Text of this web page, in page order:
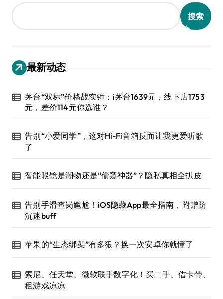
搜索
最新动态
茅台“双标”价格战实锤：i茅台1639元，线下店1753
元，差价114元你选谁？
告别“小爱同学”，这对Hi-Fi音箱反而让我更爱听歌
了
智能眼镜是潮物还是“偷窥神器”？隐私真相全扒皮
告别手滑查岗尴尬！iOS隐藏App最全指南，附赠防
沉迷buff
苹果的“生态绑架”有多狠？换一次安卓你就懂了
索尼、任天堂、微软联手数字化！买二手、借卡带、
租游戏凉凉